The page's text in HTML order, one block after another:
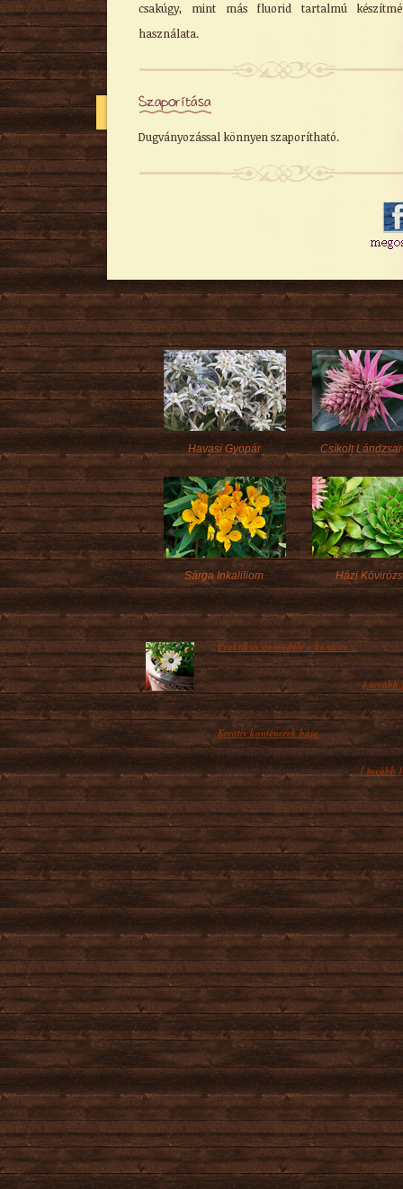
csakúgy, mint más fluorid tartalmú
használata.
Szaporítása
Dugványozással könnyen szaporítható.
Havasi Gyopár Csíkolt
Sárga Inkaliliom Házi
Praktikus szenvedély a konténe...
A konténeres kertészkedés manapság
népszerű, hisz, ha növényeket...[ tovább
Kreatív konténerek bája
A cserepekben, dézsákban,
kialakított növénykompozíciók...[ tovább ]